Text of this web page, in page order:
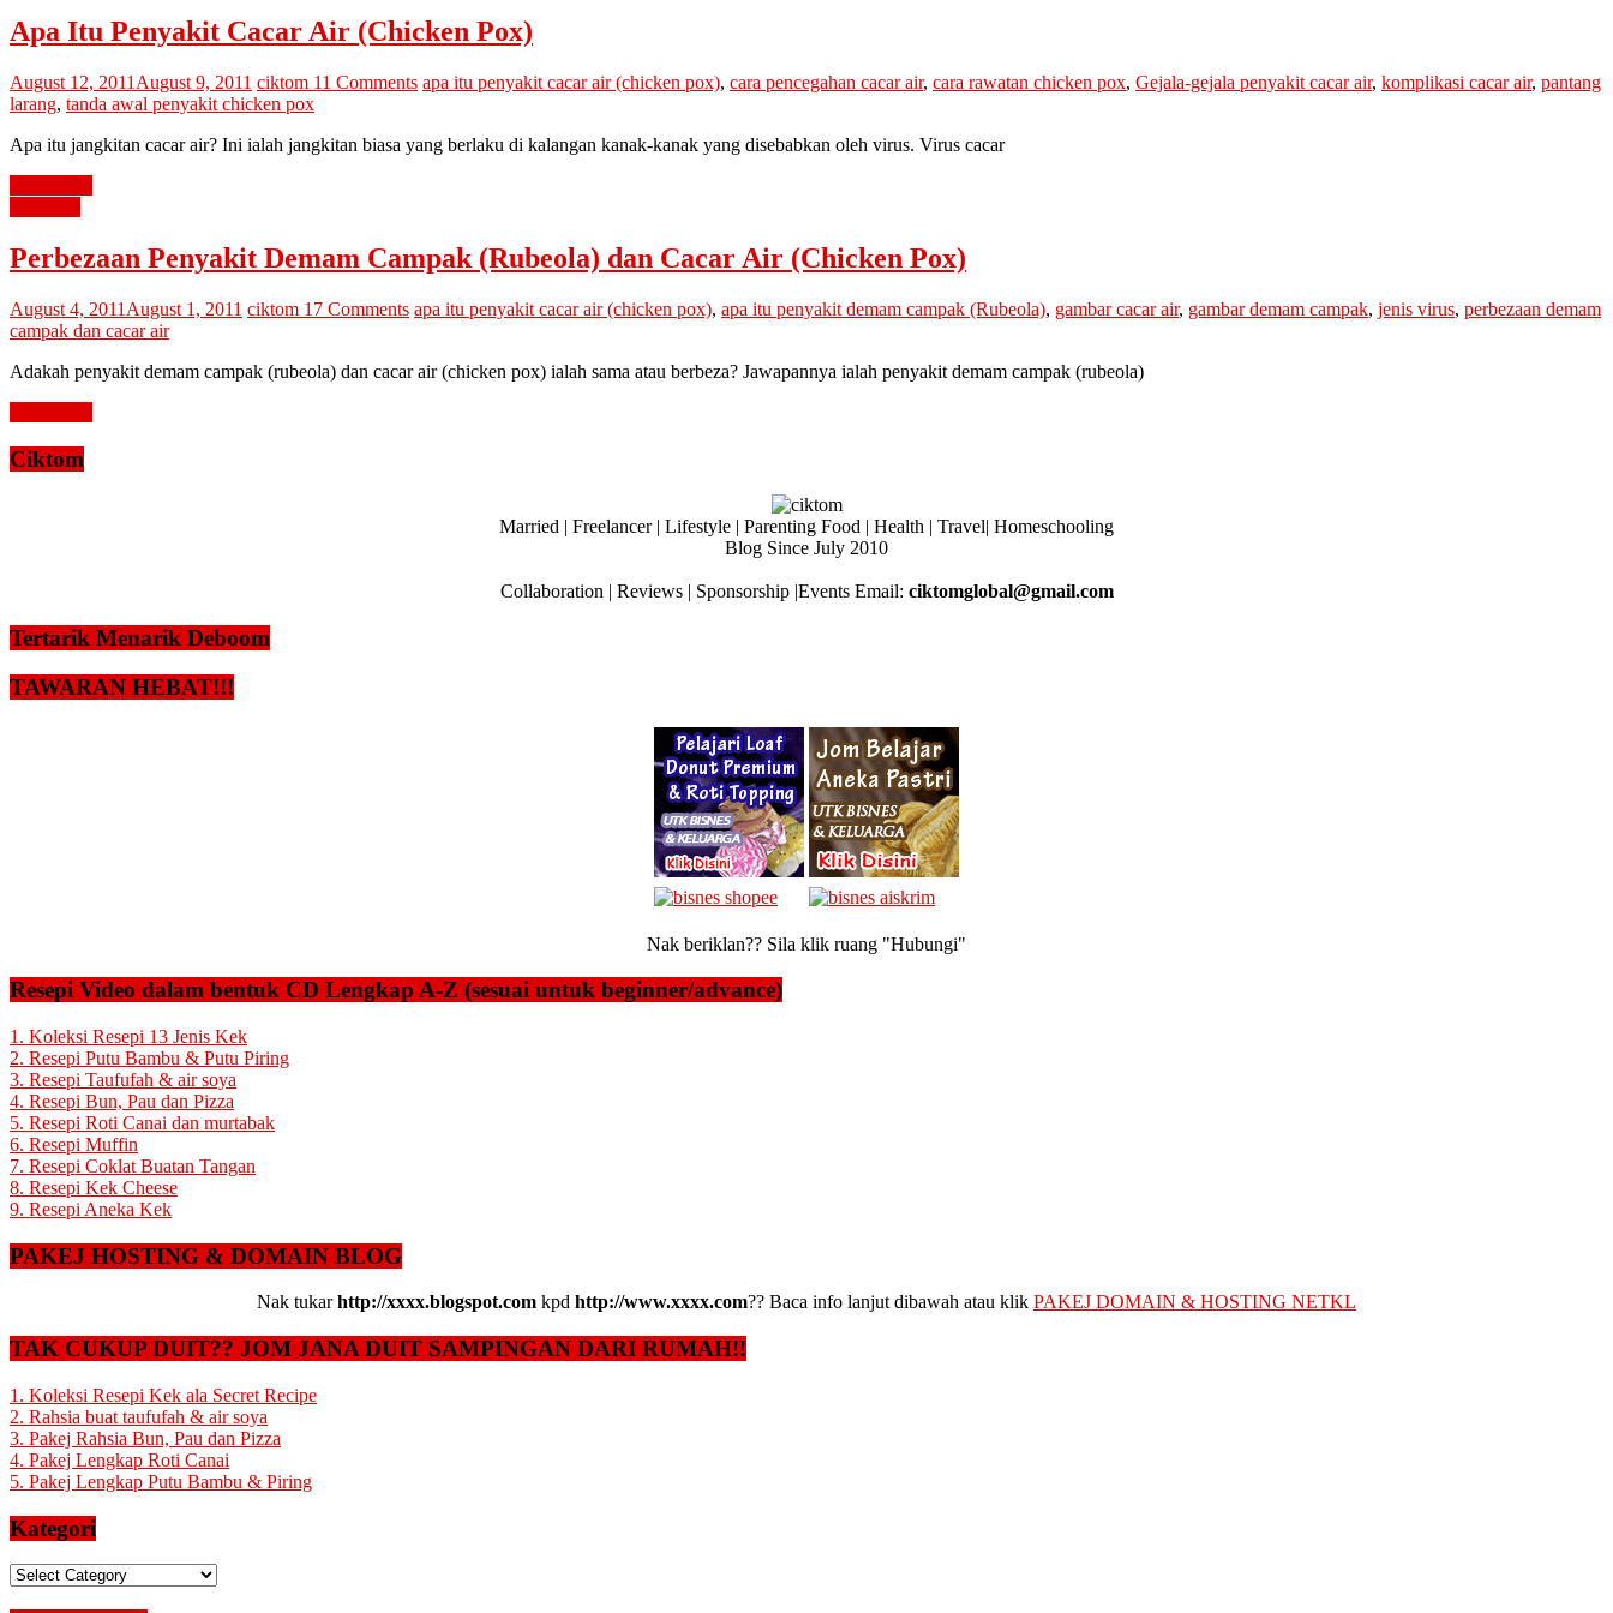
Apa Itu Penyakit Cacar Air (Chicken Pox)
August 12, 2011 August 9, 2011 ciktom 11 Comments apa itu penyakit cacar air (chicken pox), cara pencegahan cacar air, cara rawatan chicken pox, Gejala-gejala penyakit cacar air, komplikasi cacar air, pantang
larang, tanda awal penyakit chicken pox
Apa itu jangkitan cacar air? Ini ialah jangkitan biasa yang berlaku di kalangan kanak-kanak yang disebabkan oleh virus. Virus cacar
Perbezaan Penyakit Demam Campak (Rubeola) dan Cacar Air (Chicken Pox)
August 4, 2011 August 1, 2011 ciktom 17 Comments apa itu penyakit cacar air (chicken pox), apa itu penyakit demam campak (Rubeola), gambar cacar air, gambar demam campak, jenis virus, perbezaan demam
campak dan cacar air
Adakah penyakit demam campak (rubeola) dan cacar air (chicken pox) ialah sama atau berbeza? Jawapannya ialah penyakit demam campak (rubeola)
Ciktom
Married | Freelancer | Lifestyle | Parenting Food | Health | Travel| Homeschooling
Blog Since July 2010
Collaboration | Reviews | Sponsorship |Events Email: ciktomglobal@gmail.com
Tertarik Menarik Deboom
TAWARAN HEBAT!!!
Nak beriklan?? Sila klik ruang "Hubungi"
Resepi Video dalam bentuk CD Lengkap A-Z (sesuai untuk beginner/advance)
1. Koleksi Resepi 13 Jenis Kek
2. Resepi Putu Bambu & Putu Piring
3. Resepi Taufufah & air soya
4. Resepi Bun, Pau dan Pizza
5. Resepi Roti Canai dan murtabak
6. Resepi Muffin
7. Resepi Coklat Buatan Tangan
8. Resepi Kek Cheese
9. Resepi Aneka Kek
PAKEJ HOSTING & DOMAIN BLOG
Nak tukarhttp://xxxx.blogspot.com kpd http://www.xxxx.com?? Baca info lanjut dibawah atau klik PAKEJ DOMAIN & HOSTING NETKL
TAK CUKUP DUIT?? JOM JANA DUIT SAMPINGAN DARI RUMAH!!
1. Koleksi Resepi Kek ala Secret Recipe
2. Rahsia buat taufufah & air soya
3. Pakej Rahsia Bun, Pau dan Pizza
4. Pakej Lengkap Roti Canai
5. Pakej Lengkap Putu Bambu & Piring
Kategori
Kategori